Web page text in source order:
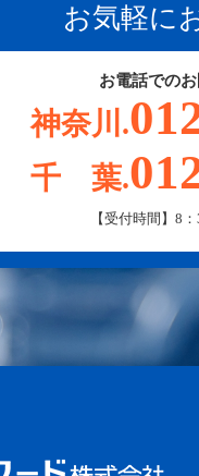
お気軽に
お電話での
神奈川.
千 葉.
【受付時間】8